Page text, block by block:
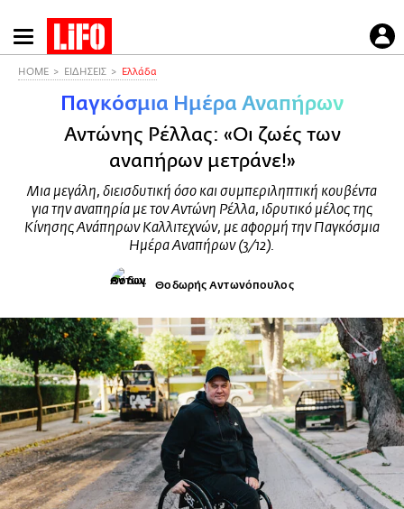
Παράκαμψη
προς
περιεχόμενο
HOME ΕΙΔΗΣΕΙΣ Ελλάδα
Παγκόσμια Ημέρα Αναπήρων
Αντώνης Ρέλλας: «Οι ζωές των
αναπήρων μετράνε!»
Μια μεγάλη, διεισδυτική όσο και συμπεριληπτική κουβέντα
για την αναπηρία με τον Αντώνη Ρέλλα, ιδρυτικό μέλος της
Κίνησης Ανάπηρων Καλλιτεχνών, με αφορμή την Παγκόσμια
Ημέρα Αναπήρων (3/12).
Θοδωρής Αντωνόπουλος